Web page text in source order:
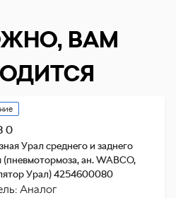
ВАМ
0
Урал среднего и заднего
(пневмотормоза, ан. WABCO,
Урал) 4254600080
Аналог